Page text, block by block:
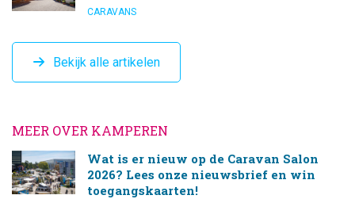
CARAVANS
Bekijk alle artikelen
MEER OVER KAMPEREN
Wat is er nieuw op de Caravan Salon
2026? Lees onze nieuwsbrief en win
toegangskaarten!